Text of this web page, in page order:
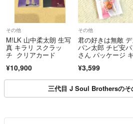
その他
M!LK 山中柔太朗 生写
真 キラリ スクラッ
チ クリアカード
¥10,900
その他
君の好きは無敵
パン太郎 チビ安
さん パッケージ
¥3,599
三代目 J Soul Brothersのそ